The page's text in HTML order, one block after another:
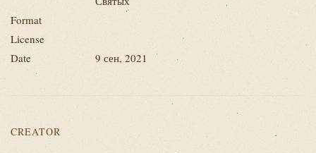
Format
License
Date
9 сен, 2021
CREATOR